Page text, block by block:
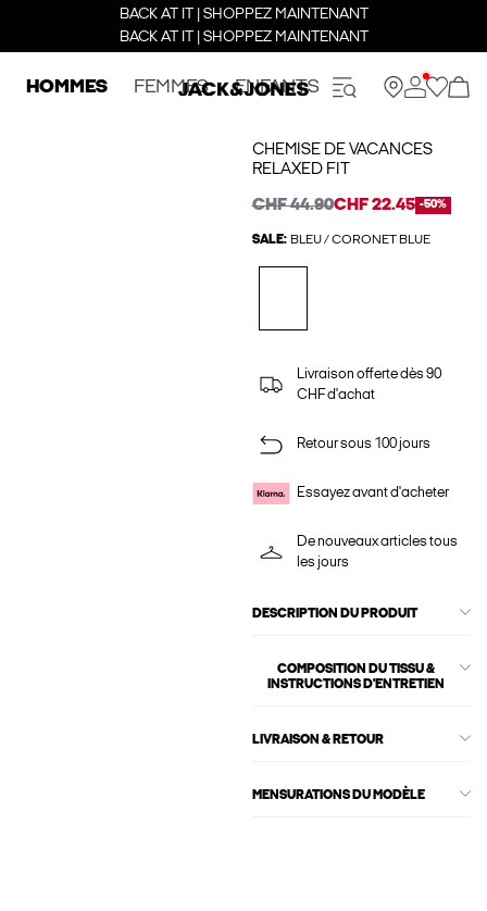
BACK AT IT | SHOPPEZ MAINTENANT
BACK AT IT | SHOPPEZ MAINTENANT
HOMMES FEMMES ENFANTS
CHEMISE DE VACANCES
RELAXED FIT
CHF 44.90CHF 22.45 -50%
SALE: BLEU / CORONET BLUE
Livraison offerte dès 90
CHF d'achat
Retour sous 100 jours
Essayez avant d'acheter
De nouveaux articles tous
les jours
DESCRIPTION DU PRODUIT
COMPOSITION DU TISSU &
INSTRUCTIONS D'ENTRETIEN
LIVRAISON & RETOUR
MENSURATIONS DU MODÈLE